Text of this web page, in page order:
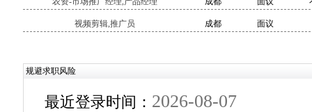
视频剪辑,推广员 成都 面议
规避求职风险
最近登录时间： 2026-08-07